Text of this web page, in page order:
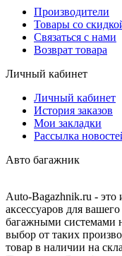
Производители
Товары со
Связаться с нами
Возврат товара
Личный кабинет
Личный кабинет
История заказов
Мои закладки
Рассылка
Авто багажник
Auto-Bagazhnik.ru - это
аксессуаров для
багажными системами
выбор от таких
товар в наличии на